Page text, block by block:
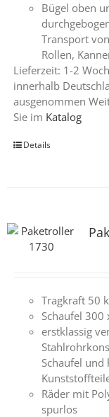
Bügel oben
Transport
Rollen,
Lieferzeit: 1-2
innerhalb
ausgenommen
Sie im Katalog
Details
Tragkraft 50
Schaufel 300
erstklassig
Schaufel und
Räder mit
spurlos